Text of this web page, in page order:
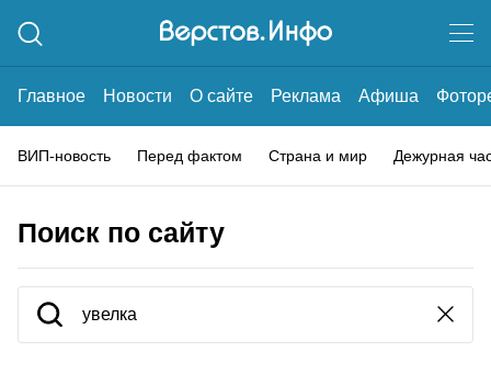
Главное Новости О сайте Реклама Афиша
ВИП-новость Перед фактом Страна и мир Дежурная
Поиск по сайту